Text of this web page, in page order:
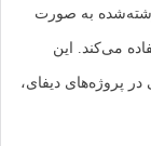
به صورت
می‌کند. این
دیفای،